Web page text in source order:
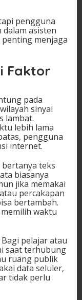
pengguna
asisten
menjaga
Faktor
pada
sinyal
lambat.
lebih lama
pengguna
internet.
teks
biasanya
jika memakai
percakapan
bertambah.
waktu
pelajar atau
saat terhubung
ruang publik
data seluler,
tidak perlu